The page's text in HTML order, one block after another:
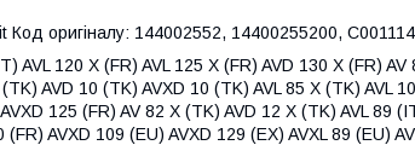
оригіналу: 144002552, 14400255200,
AVL 120 X (FR) AVL 125 X (FR) AVD 130 X (FR)
AVD 10 (TK) AVXD 10 (TK) AVL 85 X (TK) AVL
125 (FR) AV 82 X (TK) AVD 12 X (TK) AVL 89
AVXD 109 (EU) AVXD 129 (EX) AVXL 89 (EU)